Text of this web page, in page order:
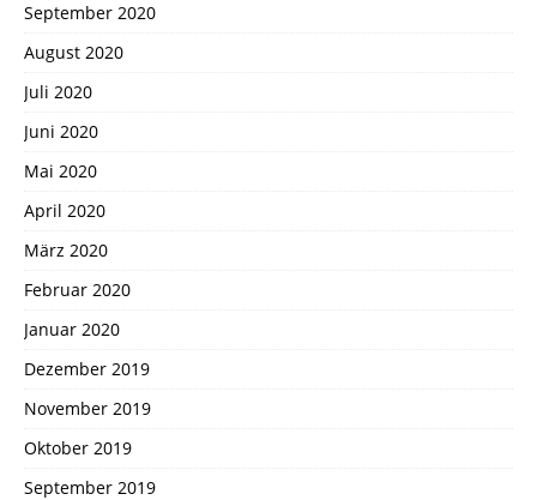
September 2020
August 2020
Juli 2020
Juni 2020
Mai 2020
April 2020
März 2020
Februar 2020
Januar 2020
Dezember 2019
November 2019
Oktober 2019
September 2019